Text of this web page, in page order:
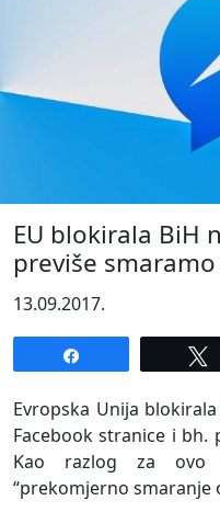
EU blokirala BiH
previše
13.09.2017.
Evropska Unija
Facebook stranice i bh.
Kao razlog za ovo
“prekomjerno smaranje